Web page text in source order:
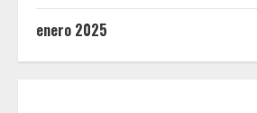
enero 2025